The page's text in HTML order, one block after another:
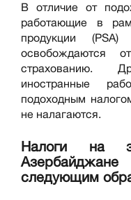
В отличие от
работающие в
продукции
освобождаются
страхованию.
иностранные
подоходным
не налагаются.
Налоги на
следующим